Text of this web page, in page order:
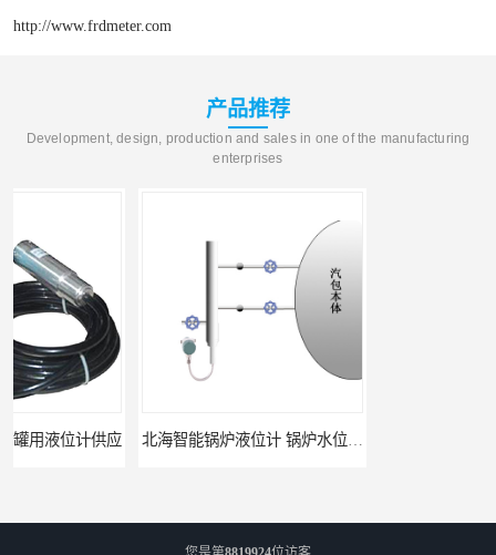
http://www.frdmeter.com
产品推荐
Development, design, production and sales in one of the manufacturing
enterprises
北海智能锅炉液位计 锅炉水位计厂商 自动适应自动校准